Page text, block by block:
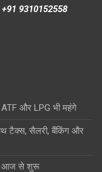
9310152558
ATF और LPG भी महंगे
टैक्स, सैलरी, बैंकिंग और
आज से शुरू